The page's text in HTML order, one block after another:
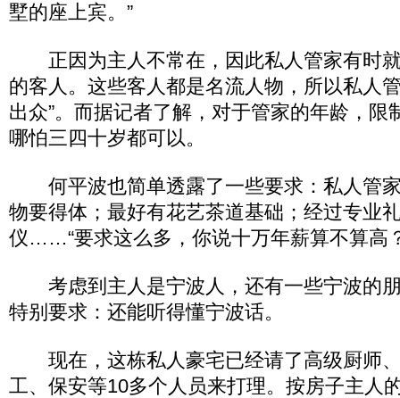
墅的座上宾。”
正因为主人不常在，因此私人管家有时
的客人。这些客人都是名流人物，所以私人
出众”。而据记者了解，对于管家的年龄，限
哪怕三四十岁都可以。
何平波也简单透露了一些要求：私人管
物要得体；最好有花艺茶道基础；经过专业
仪……“要求这么多，你说十万年薪算不算高
考虑到主人是宁波人，还有一些宁波的
特别要求：还能听得懂宁波话。
现在，这栋私人豪宅已经请了高级厨师
工、保安等10多个人员来打理。按房子主人